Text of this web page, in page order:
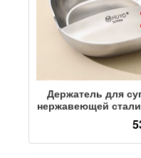
Держатель для
нержавеющей
для суповой
стойка,